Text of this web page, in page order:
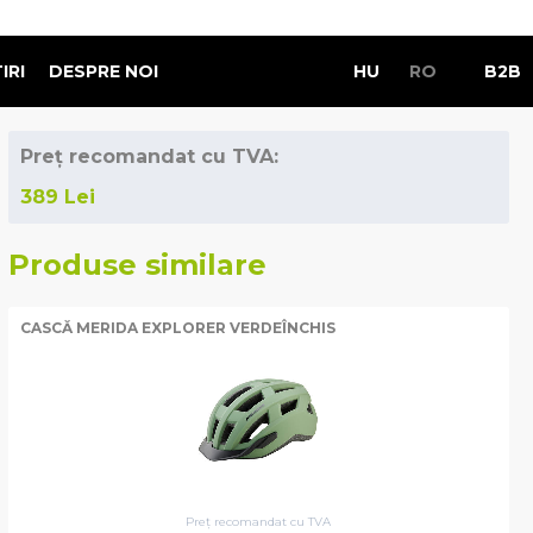
DESPRE NOI HU RO B2B
Preț recomandat cu TVA:
389 Lei
Produse similare
CASCĂ MERIDA EXPLORER VERDEÎNCHIS
Preț recomandat cu TVA